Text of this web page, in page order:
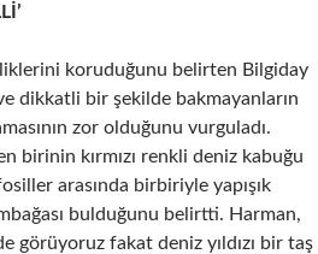
koruduğunu belirten Bilgiday
dikkatli bir şekilde bakmayanların
zor olduğunu vurguladı.
birinin kırmızı renkli deniz kabuğu
arasında birbiriyle yapışık
bulduğunu belirtti. Harman,
görüyoruz fakat deniz yıldızı bir taş